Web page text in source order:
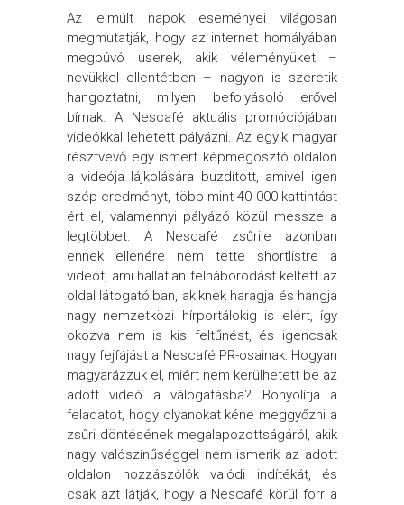
Az elmúlt napok eseményei világosan
megmutatják, hogy az internet homályában
megbúvó userek, akik véleményüket –
nevükkel ellentétben – nagyon is szeretik
hangoztatni, milyen befolyásoló erővel
bírnak. A Nescafé aktuális promóciójában
videókkal lehetett pályázni. Az egyik magyar
résztvevő egy ismert képmegosztó oldalon
a videója lájkolására buzdított, amivel igen
szép eredményt, több mint 40 000 kattintást
ért el, valamennyi pályázó közül messze a
legtöbbet. A Nescafé zsűrije azonban
ennek ellenére nem tette shortlistre a
videót, ami hallatlan felháborodást keltett az
oldal látogatóiban, akiknek haragja és hangja
nagy nemzetközi hírportálokig is elért, így
okozva nem is kis feltűnést, és igencsak
nagy fejfájást a Nescafé PR-osainak: Hogyan
magyarázzuk el, miért nem kerülhetett be az
adott videó a válogatásba? Bonyolítja a
feladatot, hogy olyanokat kéne meggyőzni a
zsűri döntésének megalapozottságáról, akik
nagy valószínűséggel nem ismerik az adott
oldalon hozzászólók valódi indítékát, és
csak azt látják, hogy a Nescafé körül forr a